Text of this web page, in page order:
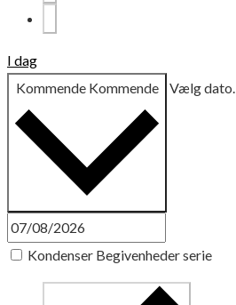
I dag
Kommende Kommende Vælg dato.
Kondenser Begivenheder serie